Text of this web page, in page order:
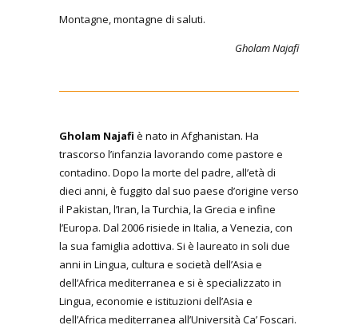
Montagne, montagne di saluti.
Gholam Najafi
Gholam Najafi è nato in Afghanistan. Ha
trascorso l’infanzia lavorando come pastore e
contadino. Dopo la morte del padre, all’età di
dieci anni, è fuggito dal suo paese d’origine verso
il Pakistan, l’Iran, la Turchia, la Grecia e infine
l’Europa. Dal 2006 risiede in Italia, a Venezia, con
la sua famiglia adottiva. Si è laureato in soli due
anni in Lingua, cultura e società dell’Asia e
dell’Africa mediterranea e si è specializzato in
Lingua, economie e istituzioni dell’Asia e
dell’Africa mediterranea all’Università Ca’ Foscari.